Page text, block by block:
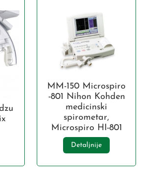
MM-150 Microspiro
-801 Nihon Kohden
medicinski
spirometar,
Microspiro HI-801
Detaljnije